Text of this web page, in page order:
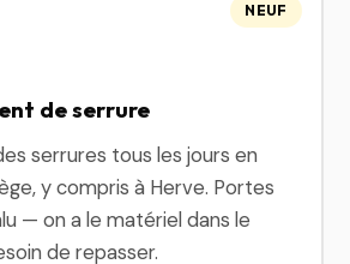
de serrure
serrures tous les jours en
y compris à Herve. Portes
— on a le matériel dans le
de repasser.
NEUF